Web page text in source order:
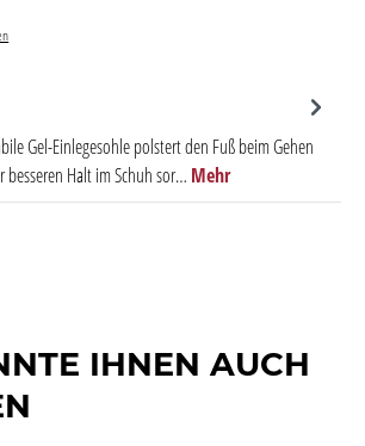
Gel-Einlegesohle polstert den Fuß beim Gehen
Halt im Schuh sor… Mehr
IHNEN AUCH